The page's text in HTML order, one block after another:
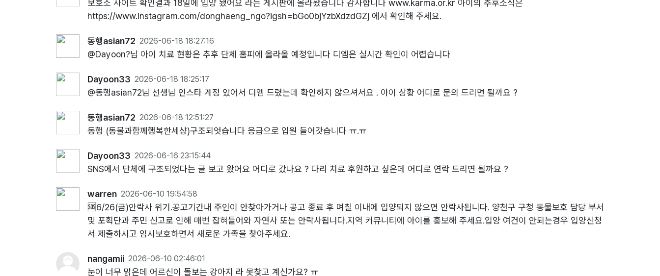
보호소 사이트 확인결과 18일에 입양 됐어요 라는 게시판에 올라왔습니다 감사합니다 www.karma.or.kr 아이의 추후소식은
https://www.instagram.com/donghaeng_ngo?igsh=bGo0bjYzbXdzdGZj 에서 확인해 주세요.
동행asian72 2026-06-18 18:27:16
@Dayoon?님 아이 치료 현황은 추후 단체 홈피에 올라올 예정입니다 디엠은 실시간 확인이 어렵습니다
Dayoon33 2026-06-18 18:25:17
@동행asian72님 선생님 인스타 계정 있어서 디엠 드렸는데 확인하지 않으셔서요 . 아이 상황 어디로 문의 드리면 될까요 ?
동행asian72 2026-06-18 12:51:27
동행 (동물과함께행복한세샹)구조되엇습니다 응급으로 입원 들어갓습니다 ㅠ.ㅠ
Dayoon33 2026-06-16 23:15:44
SNS에서 단체에 구조되었다는 글 보고 왔어요 어디로 갔나요 ? 다리 치료 후원하고 싶은데 어디로 연락 드리면 될까요 ?
warren 2026-06-10 19:54:58
🆘️6/26(금)안락사 위기.공고기간내 주인이 안찾아가거나 공고 종료 후 며칠 이내에 입양되지 않으면 안락사됩니다. 양천구 구청 동물보호 담당 부서
및 포획단과 주민 신고로 인해 매번 잡혀들어와 자연사 또는 안락사됩니다.지역 커뮤니티에 아이를 홍보해 주세요.입양 여건이 안되는경우 입양신청
서 제출하시고 임시보호하면서 새로운 가족을 찾아주세요.
nangamii 2026-06-10 02:46:01
눈이 너무 맑은데 어르신이 돌보는 강아지 라 못찾고 계신가요? ㅠ